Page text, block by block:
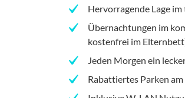
Hervorragende Lage
Übernachtungen im
kostenfrei im
Jeden Morgen ein
Rabattiertes Parken